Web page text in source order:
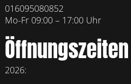
016095080852
Mo-Fr 09:00 – 17:00 Uhr
Öffnungszeiten
2026: